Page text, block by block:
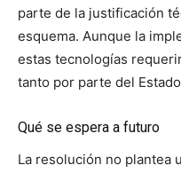
parte de la justificación
esquema. Aunque la
estas tecnologías
tanto por parte del
Qué se espera a futuro
La resolución no plantea